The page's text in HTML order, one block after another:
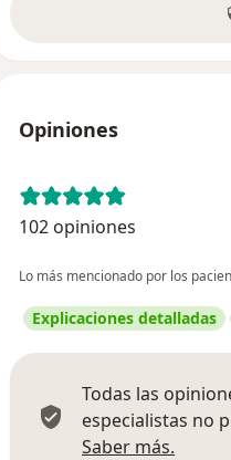
Opiniones
102 opiniones
Lo más mencionado por los
Explicaciones detalladas
Todas las
especialistas no
Saber más.